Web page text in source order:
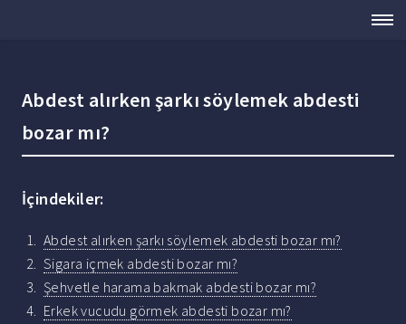
Abdest alırken şarkı söylemek abdesti
bozar mı?
İçindekiler:
Abdest alırken şarkı söylemek abdesti bozar mı?
Sigara içmek abdesti bozar mı?
Şehvetle harama bakmak abdesti bozar mı?
Erkek vucudu görmek abdesti bozar mı?